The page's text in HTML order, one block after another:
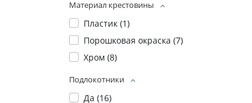
Материал крестовины
Пластик (1)
Порошковая окраска (7)
Хром (8)
Подлокотники
Да (16)